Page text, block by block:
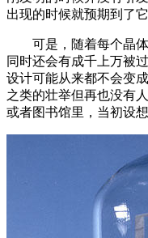
出现的时候就预期到了
可是，随着每个晶体
同时还会有成千上万被
设计可能从来都不会变
之类的壮举但再也没有
或者图书馆里，当初设